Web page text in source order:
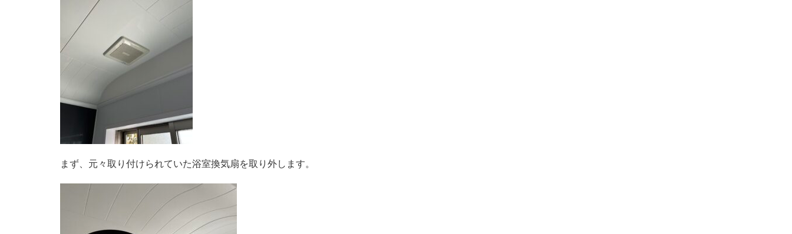
まず、元々取り付けられていた浴室換気扇を取り外します。